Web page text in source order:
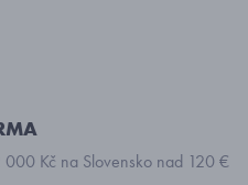
Kč na Slovensko nad 120 €